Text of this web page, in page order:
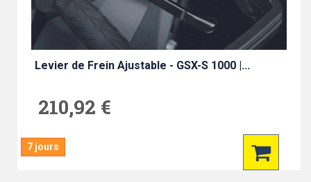
Levier de Frein Ajustable - GSX-S 1000 |...
210,92 €
7 jours